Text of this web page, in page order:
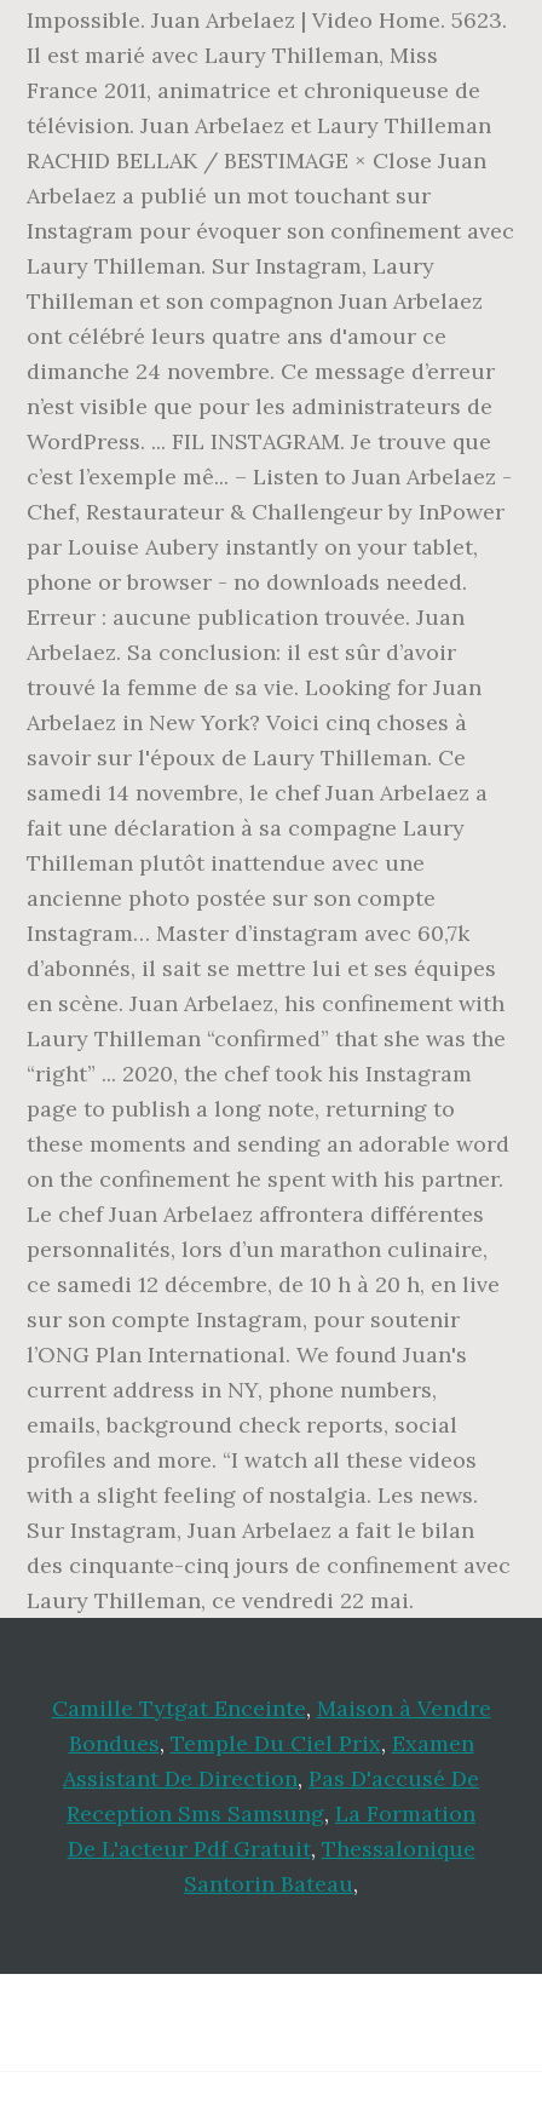
Impossible. Juan Arbelaez | Video Home. 5623.
Il est marié avec Laury Thilleman, Miss
France 2011, animatrice et chroniqueuse de
télévision. Juan Arbelaez et Laury Thilleman
RACHID BELLAK / BESTIMAGE × Close Juan
Arbelaez a publié un mot touchant sur
Instagram pour évoquer son confinement avec
Laury Thilleman. Sur Instagram, Laury
Thilleman et son compagnon Juan Arbelaez
ont célébré leurs quatre ans d'amour ce
dimanche 24 novembre. Ce message d’erreur
n’est visible que pour les administrateurs de
WordPress. ... FIL INSTAGRAM. Je trouve que
c’est l’exemple mê... – Listen to Juan Arbelaez -
Chef, Restaurateur & Challengeur by InPower
par Louise Aubery instantly on your tablet,
phone or browser - no downloads needed.
Erreur : aucune publication trouvée. Juan
Arbelaez. Sa conclusion: il est sûr d’avoir
trouvé la femme de sa vie. Looking for Juan
Arbelaez in New York? Voici cinq choses à
savoir sur l'époux de Laury Thilleman. Ce
samedi 14 novembre, le chef Juan Arbelaez a
fait une déclaration à sa compagne Laury
Thilleman plutôt inattendue avec une
ancienne photo postée sur son compte
Instagram… Master d’instagram avec 60,7k
d’abonnés, il sait se mettre lui et ses équipes
en scène. Juan Arbelaez, his confinement with
Laury Thilleman “confirmed” that she was the
“right” ... 2020, the chef took his Instagram
page to publish a long note, returning to
these moments and sending an adorable word
on the confinement he spent with his partner.
Le chef Juan Arbelaez affrontera différentes
personnalités, lors d’un marathon culinaire,
ce samedi 12 décembre, de 10 h à 20 h, en live
sur son compte Instagram, pour soutenir
l’ONG Plan International. We found Juan's
current address in NY, phone numbers,
emails, background check reports, social
profiles and more. “I watch all these videos
with a slight feeling of nostalgia. Les news.
Sur Instagram, Juan Arbelaez a fait le bilan
des cinquante-cinq jours de confinement avec
Laury Thilleman, ce vendredi 22 mai.
Camille Tytgat Enceinte, Maison à Vendre
Bondues, Temple Du Ciel Prix, Examen
Assistant De Direction, Pas D'accusé De
Reception Sms Samsung, La Formation
De L'acteur Pdf Gratuit, Thessalonique
Santorin Bateau,